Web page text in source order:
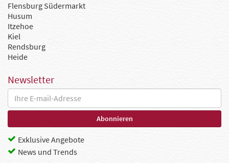
Flensburg Südermarkt
Husum
Itzehoe
Kiel
Rendsburg
Heide
Newsletter
Exklusive Angebote
News und Trends